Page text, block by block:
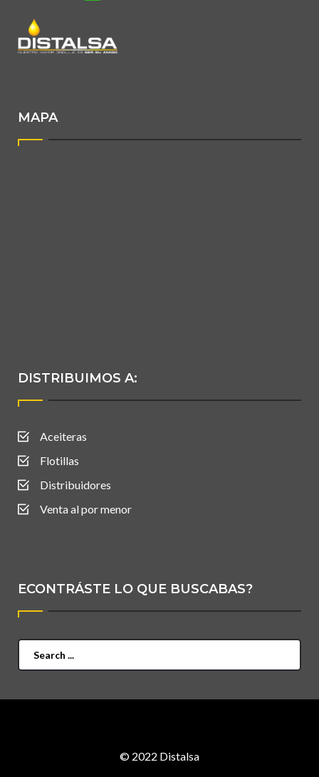
MAPA
DISTRIBUIMOS A:
Aceiteras
Flotillas
Distribuidores
Venta al por menor
ECONTRÁSTE LO QUE BUSCABAS?
Search
for:
© 2022 Distalsa